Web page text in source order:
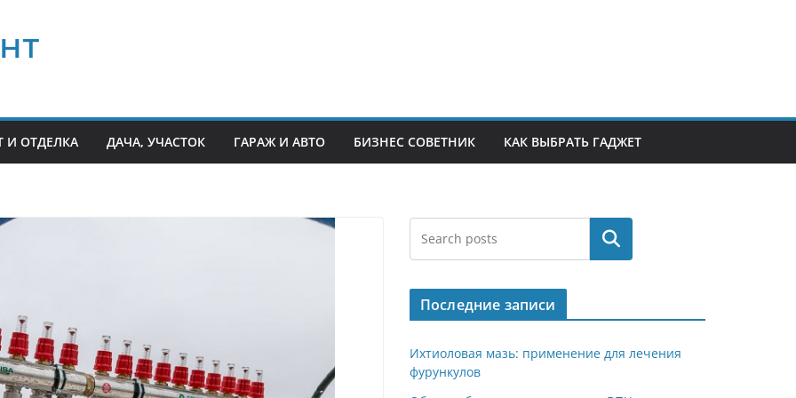
И ОТДЕЛКА ДАЧА, УЧАСТОК ГАРАЖ И АВТО БИЗНЕС СОВЕТНИК КАК ВЫБРАТЬ ГАДЖЕТ
Поиск
Последние записи
Ихтиоловая мазь: применение для лечения
фурункулов